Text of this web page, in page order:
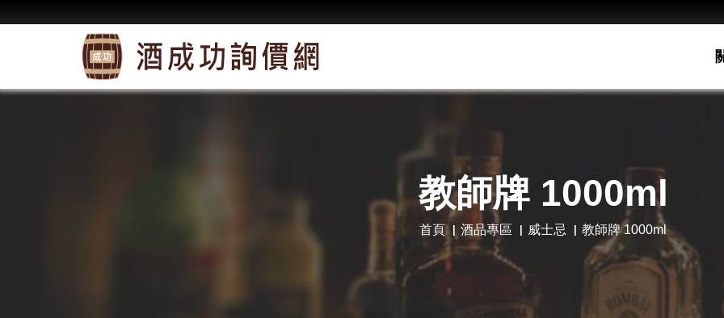
教師牌 1000ml
首頁 酒品專區 威士忌 教師牌 1000ml